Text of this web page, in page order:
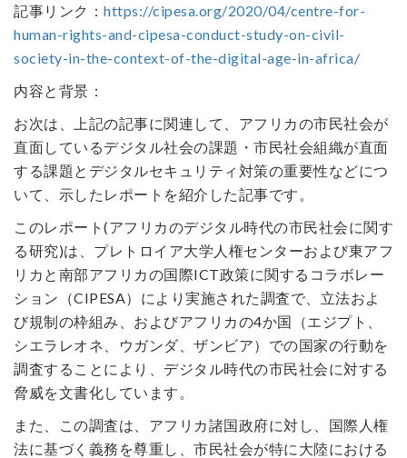
記事リンク： https://cipesa.org/2020/04/centre-for-
human-rights-and-cipesa-conduct-study-on-civil-
society-in-the-context-of-the-digital-age-in-africa/
内容と背景：
お次は、上記の記事に関連して、アフリカの市民社会が
直面しているデジタル社会の課題・市民社会組織が直面
する課題とデジタルセキュリティ対策の重要性などにつ
いて、示したレポートを紹介した記事です。
このレポート(アフリカのデジタル時代の市民社会に関す
る研究)は、プレトロイア大学人権センターおよび東アフ
リカと南部アフリカの国際ICT政策に関するコラボレー
ション（CIPESA）により実施された調査で、立法およ
び規制の枠組み、およびアフリカの4か国（エジプト、
シエラレオネ、ウガンダ、ザンビア）での国家の行動を
調査することにより、デジタル時代の市民社会に対する
脅威を文書化しています。
また、この調査は、アフリカ諸国政府に対し、国際人権
法に基づく義務を尊重し、市民社会が特に大陸における